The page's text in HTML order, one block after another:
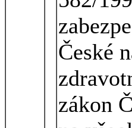
České
zákon